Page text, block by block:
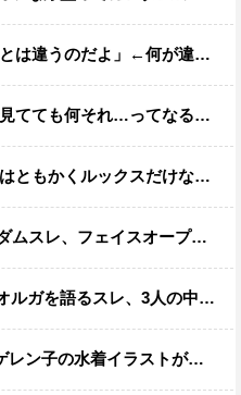
違うのだよ」←何が違うの？
れ…ってなる部分ｗｗｗｗｗｗｗｗ
かくルックスだけなら最高だな
オープンが嫌いな男の子なんていません
、3人の中でも強化は一番されてない方
イラストがあまりにもスケベすぎる…